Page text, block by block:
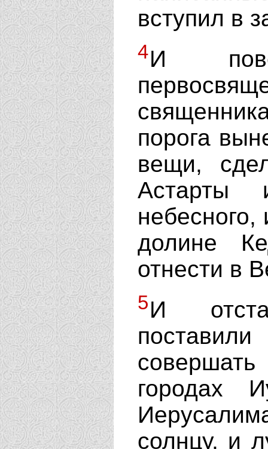
вступил в
4И
порога
вещи,
Астарты
долине
отнести в
5И
городах
солнцу, и